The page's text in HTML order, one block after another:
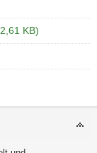
KB)